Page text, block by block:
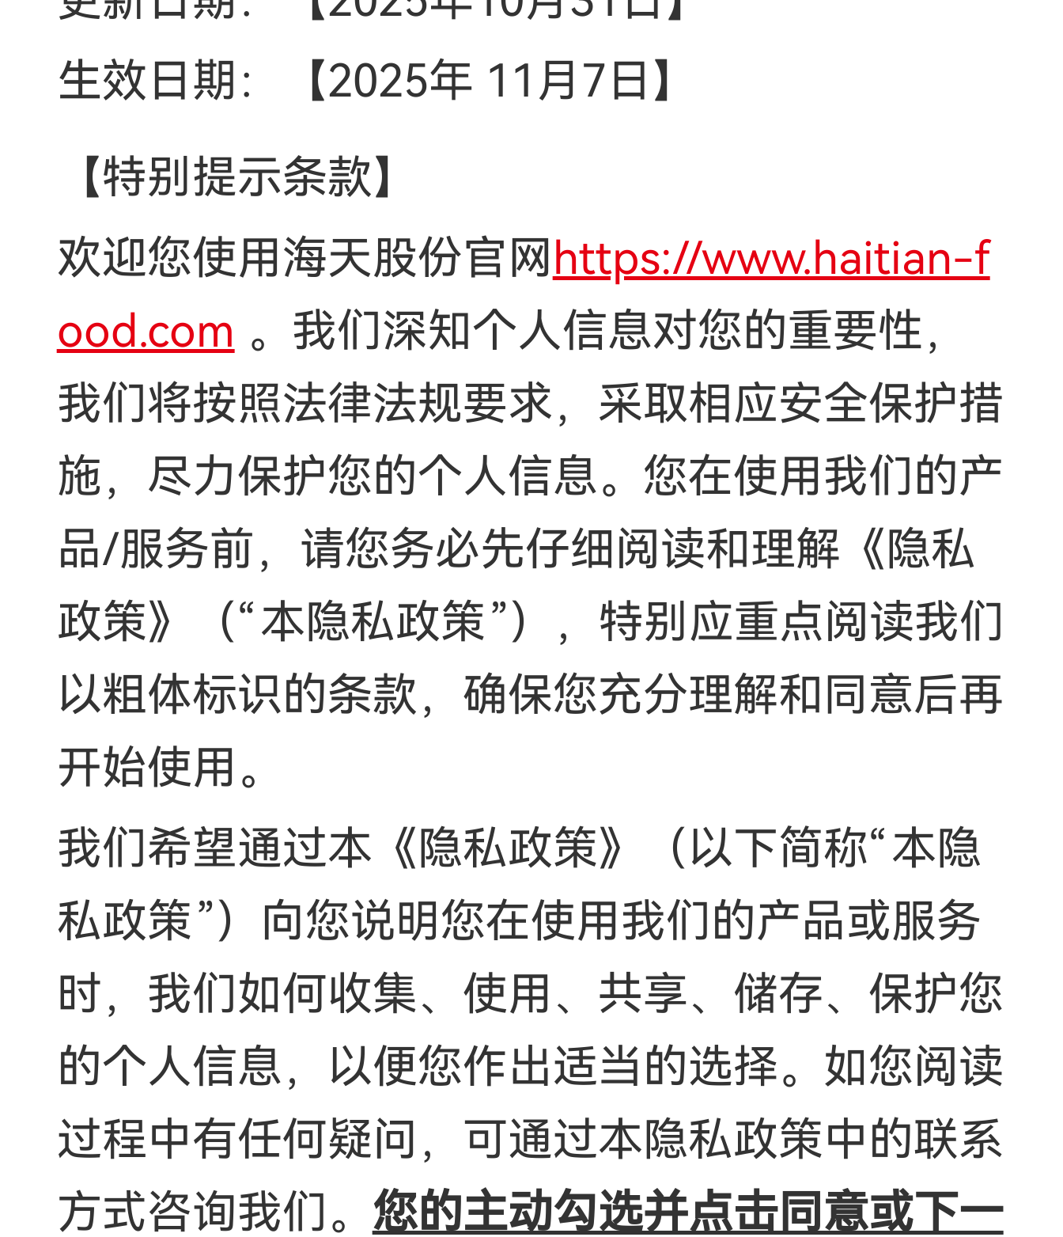
生效日期：【2025年 11月7日】
【特别提示条款】
欢迎您使用海天股份官网 https://www.haitian-f
ood.com 。我们深知个人信息对您的重要性，
我们将按照法律法规要求，采取相应安全保护措
施，尽力保护您的个人信息。您在使用我们的产
品/服务前，请您务必先仔细阅读和理解《隐私
政策》（“本隐私政策”），特别应重点阅读我们
以粗体标识的条款，确保您充分理解和同意后再
开始使用。
我们希望通过本《隐私政策》（以下简称“本隐
私政策”）向您说明您在使用我们的产品或服务
时，我们如何收集、使用、共享、储存、保护您
的个人信息，以便您作出适当的选择。如您阅读
过程中有任何疑问，可通过本隐私政策中的联系
方式咨询我们。 您的主动勾选并点击同意或下一